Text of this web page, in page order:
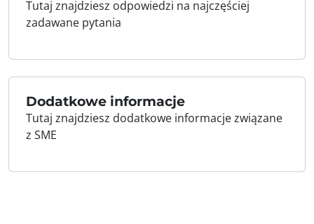
Tutaj znajdziesz odpowiedzi na najczęściej
zadawane pytania
Dodatkowe informacje
Tutaj znajdziesz dodatkowe informacje związane
z SME